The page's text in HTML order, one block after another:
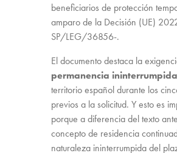
beneficiarios de protección
amparo de la Decisión (UE)
SP/LEG/36856-.
El documento destaca la
permanencia ininterrumpida
territorio español durante los
previos a la solicitud. Y esto es
porque a diferencia del texto
concepto de residencia
naturaleza ininterrumpida del